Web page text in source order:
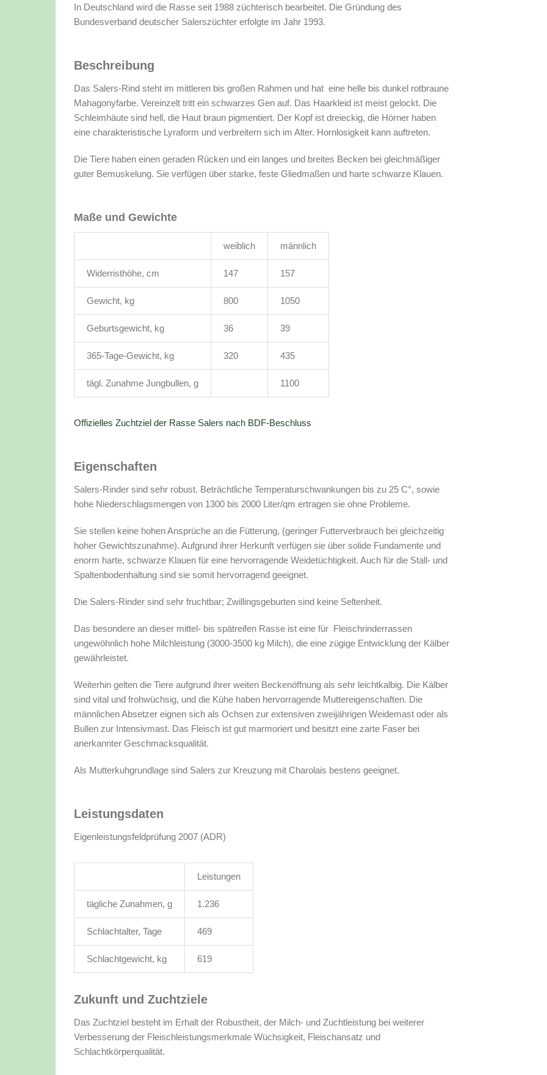
In Deutschland wird die Rasse seit 1988 züchterisch bearbeitet. Die Gründung des
Bundesverband deutscher Salerszüchter erfolgte im Jahr 1993.
Beschreibung
Das Salers-Rind steht im mittleren bis großen Rahmen und hat eine helle bis dunkel rotbraune
Mahagonyfarbe. Vereinzelt tritt ein schwarzes Gen auf. Das Haarkleid ist meist gelockt. Die
Schleimhäute sind hell, die Haut braun pigmentiert. Der Kopf ist dreieckig, die Hörner haben
eine charakteristische Lyraform und verbreitern sich im Alter. Hornlosigkeit kann auftreten.
Die Tiere haben einen geraden Rücken und ein langes und breites Becken bei gleichmäßiger
guter Bemuskelung. Sie verfügen über starke, feste Gliedmaßen und harte schwarze Klauen.
Maße und Gewichte
weiblich männlich
Widerristhöhe, cm 147 157
Gewicht, kg 800 1050
Geburtsgewicht, kg 36 39
365-Tage-Gewicht, kg 320 435
tägl. Zunahme Jungbullen, g 1100
Offizielles Zuchtziel der Rasse Salers nach BDF-Beschluss
Eigenschaften
Salers-Rinder sind sehr robust. Beträchtliche Temperaturschwankungen bis zu 25 C°, sowie
hohe Niederschlagsmengen von 1300 bis 2000 Liter/qm ertragen sie ohne Probleme.
Sie stellen keine hohen Ansprüche an die Fütterung, (geringer Futterverbrauch bei gleichzeitig
hoher Gewichtszunahme). Aufgrund ihrer Herkunft verfügen sie über solide Fundamente und
enorm harte, schwarze Klauen für eine hervorragende Weidetüchtigkeit. Auch für die Stall- und
Spaltenbodenhaltung sind sie somit hervorragend geeignet.
Die Salers-Rinder sind sehr fruchtbar; Zwillingsgeburten sind keine Seltenheit.
Das besondere an dieser mittel- bis spätreifen Rasse ist eine für Fleischrinderrassen
ungewöhnlich hohe Milchleistung (3000-3500 kg Milch), die eine zügige Entwicklung der Kälber
gewährleistet.
Weiterhin gelten die Tiere aufgrund ihrer weiten Beckenöffnung als sehr leichtkalbig. Die Kälber
sind vital und frohwüchsig, und die Kühe haben hervorragende Muttereigenschaften. Die
männlichen Absetzer eignen sich als Ochsen zur extensiven zweijährigen Weidemast oder als
Bullen zur Intensivmast. Das Fleisch ist gut marmoriert und besitzt eine zarte Faser bei
anerkannter Geschmacksqualität.
Als Mutterkuhgrundlage sind Salers zur Kreuzung mit Charolais bestens geeignet.
Leistungsdaten
Eigenleistungsfeldprüfung 2007 (ADR)
Leistungen
tägliche Zunahmen, g 1.236
Schlachtalter, Tage 469
Schlachtgewicht, kg 619
Zukunft und Zuchtziele
Das Zuchtziel besteht im Erhalt der Robustheit, der Milch- und Zuchtleistung bei weiterer
Verbesserung der Fleischleistungsmerkmale Wüchsigkeit, Fleischansatz und
Schlachtkörperqualität.